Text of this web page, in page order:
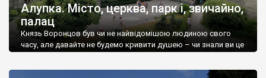
Алупка. Місто, церква, парк і, звичайно,
палац
Князь Воронцов був чи не найвідомішою людиною свого
часу, але давайте не будемо кривити душею – чи знали ви це